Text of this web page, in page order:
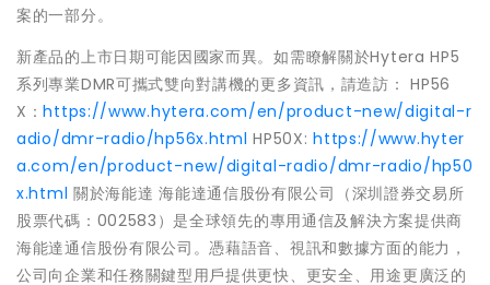
案的一部分。
新產品的上市日期可能因國家而異。如需瞭解關於Hytera HP5
系列專業DMR可攜式雙向對講機的更多資訊，請造訪： HP56
X：https://www.hytera.com/en/product-new/digital-r
adio/dmr-radio/hp56x.html HP50X:https://www.hyter
a.com/en/product-new/digital-radio/dmr-radio/hp50
x.html 關於海能達 海能達通信股份有限公司（深圳證券交易所
股票代碼：002583）是全球領先的專用通信及解決方案提供商
海能達通信股份有限公司。憑藉語音、視訊和數據方面的能力，
公司向企業和任務關鍵型用戶提供更快、更安全、用途更廣泛的